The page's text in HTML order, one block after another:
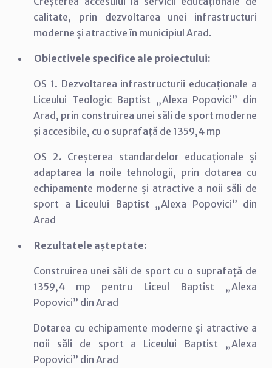
calitate, prin dezvoltarea unei infrastructuri
moderne și atractive în municipiul Arad.
Obiectivele specifice ale proiectului:
OS 1. Dezvoltarea infrastructurii educaționale a
Liceului Teologic Baptist „Alexa Popovici” din
Arad, prin construirea unei săli de sport moderne
și accesibile, cu o suprafață de 1359,4 mp
OS 2. Creșterea standardelor educaționale și
adaptarea la noile tehnologii, prin dotarea cu
echipamente moderne și atractive a noii săli de
sport a Liceului Baptist „Alexa Popovici” din
Arad
Rezultatele așteptate:
Construirea unei săli de sport cu o suprafață de
1359,4 mp pentru Liceul Baptist „Alexa
Popovici” din Arad
Dotarea cu echipamente moderne și atractive a
noii săli de sport a Liceului Baptist „Alexa
Popovici” din Arad